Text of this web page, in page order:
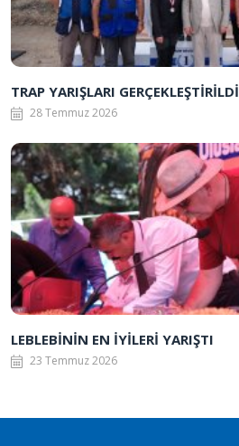
TRAP YARIŞLARI GERÇEKLEŞTİRİLDİ
28 Temmuz 2026
LEBLEBİNİN EN İYİLERİ YARIŞTI
23 Temmuz 2026